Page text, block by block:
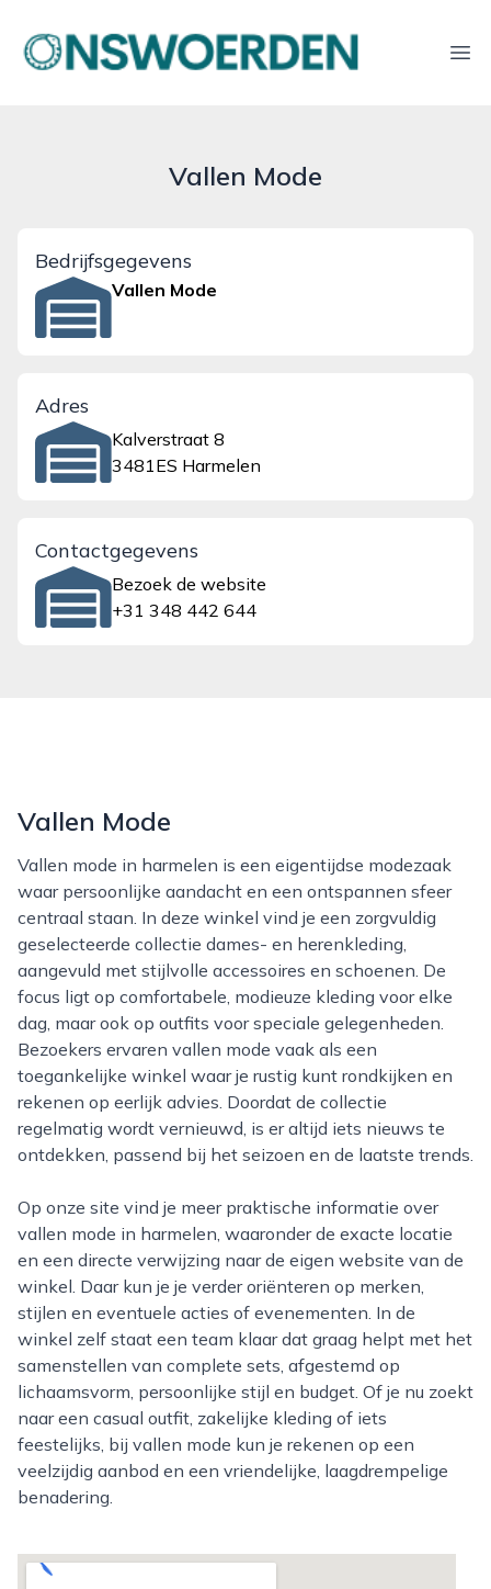
onswoerden.nl
Vallen Mode
Bedrijfsgegevens
Vallen Mode
Adres
Kalverstraat 8
3481ES Harmelen
Contactgegevens
Bezoek de website
+31 348 442 644
Vallen Mode
Vallen mode in harmelen is een eigentijdse modezaak
waar persoonlijke aandacht en een ontspannen sfeer
centraal staan. In deze winkel vind je een zorgvuldig
geselecteerde collectie dames- en herenkleding,
aangevuld met stijlvolle accessoires en schoenen. De
focus ligt op comfortabele, modieuze kleding voor elke
dag, maar ook op outfits voor speciale gelegenheden.
Bezoekers ervaren vallen mode vaak als een
toegankelijke winkel waar je rustig kunt rondkijken en
rekenen op eerlijk advies. Doordat de collectie
regelmatig wordt vernieuwd, is er altijd iets nieuws te
ontdekken, passend bij het seizoen en de laatste trends.
Op onze site vind je meer praktische informatie over
vallen mode in harmelen, waaronder de exacte locatie
en een directe verwijzing naar de eigen website van de
winkel. Daar kun je je verder oriënteren op merken,
stijlen en eventuele acties of evenementen. In de
winkel zelf staat een team klaar dat graag helpt met het
samenstellen van complete sets, afgestemd op
lichaamsvorm, persoonlijke stijl en budget. Of je nu zoekt
naar een casual outfit, zakelijke kleding of iets
feestelijks, bij vallen mode kun je rekenen op een
veelzijdig aanbod en een vriendelijke, laagdrempelige
benadering.